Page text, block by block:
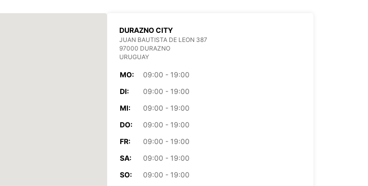
DURAZNO CITY
JUAN BAUTISTA DE LEON 387
97000 DURAZNO
URUGUAY
MO:
09:00 - 19:00
DI:
09:00 - 19:00
MI:
09:00 - 19:00
DO:
09:00 - 19:00
FR:
09:00 - 19:00
SA:
09:00 - 19:00
SO:
09:00 - 19:00